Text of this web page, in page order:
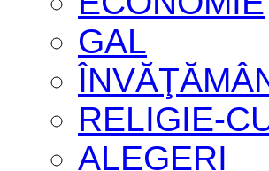
GAL
RELIGIE-
ALEGERI